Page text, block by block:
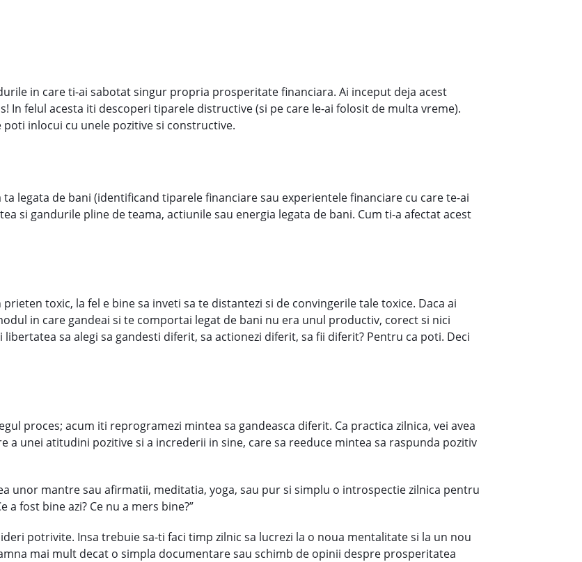
in care ti-ai sabotat singur propria prosperitate financiara. Ai inceput deja acest
In felul acesta iti descoperi tiparele distructive (si pe care le-ai folosit de multa vreme).
inlocui cu unele pozitive si constructive.
legata de bani (identificand tiparele financiare sau experientele financiare cu care te-ai
si gandurile pline de teama, actiunile sau energia legata de bani. Cum ti-a afectat acest
toxic, la fel e bine sa inveti sa te distantezi si de convingerile tale toxice. Daca ai
in care gandeai si te comportai legat de bani nu era unul productiv, corect si nici
sa alegi sa gandesti diferit, sa actionezi diferit, sa fii diferit? Pentru ca poti. Deci
proces; acum iti reprogramezi mintea sa gandeasca diferit. Ca practica zilnica, vei avea
a unei atitudini pozitive si a increderii in sine, care sa reeduce mintea sa raspunda pozitiv
unor mantre sau afirmatii, meditatia, yoga, sau pur si simplu o introspectie zilnica pentru
a fost bine azi? Ce nu a mers bine?”
potrivite. Insa trebuie sa-ti faci timp zilnic sa lucrezi la o noua mentalitate si la un nou
mai mult decat o simpla documentare sau schimb de opinii despre prosperitatea